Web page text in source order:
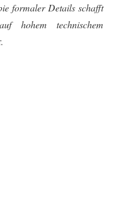
formaler Details schafft
hohem technischem